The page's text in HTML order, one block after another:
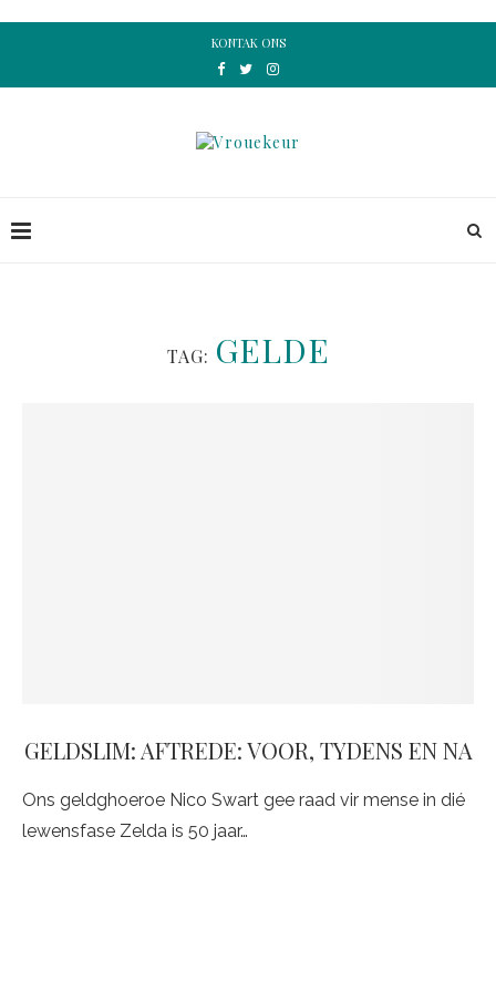
KONTAK ONS
TAG: GELDE
GELDSLIM: AFTREDE: VOOR, TYDENS EN NA
Ons geldghoeroe Nico Swart gee raad vir mense in dié
lewensfase Zelda is 50 jaar…